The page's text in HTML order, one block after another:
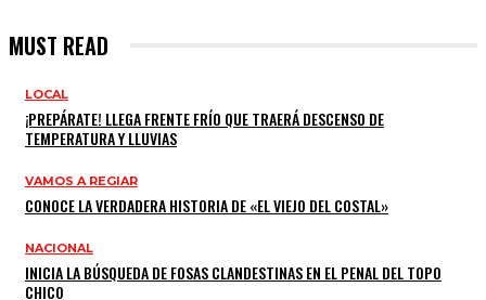
MUST READ
LOCAL
¡PREPÁRATE! LLEGA FRENTE FRÍO QUE TRAERÁ DESCENSO DE
TEMPERATURA Y LLUVIAS
VAMOS A REGIAR
CONOCE LA VERDADERA HISTORIA DE «EL VIEJO DEL COSTAL»
NACIONAL
INICIA LA BÚSQUEDA DE FOSAS CLANDESTINAS EN EL PENAL DEL TOPO
CHICO